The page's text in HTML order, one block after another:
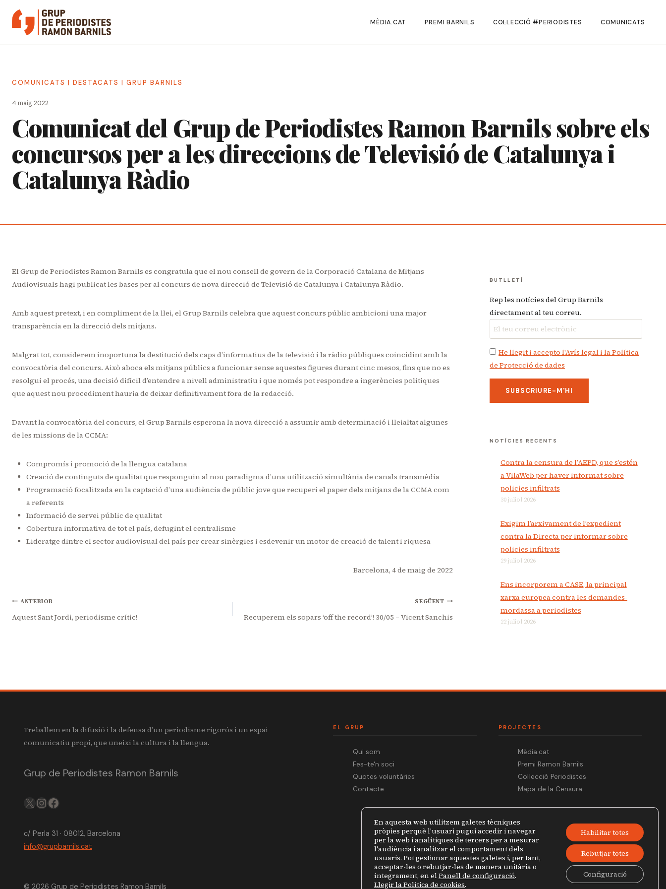
contingut
MÈDIA.CAT PREMI BARNILS COL·LECCIÓ #PERIODISTES COMUNICATS
COMUNICATS | DESTACATS | GRUP BARNILS
4 maig 2022
Comunicat del Grup de Periodistes Ramon Barnils sobre els
concursos per a les direccions de Televisió de Catalunya i
Catalunya Ràdio
El Grup de Periodistes Ramon Barnils es congratula que el nou consell de govern de la Corporació Catalana de Mitjans
Audiovisuals hagi publicat les bases per al concurs de nova direcció de Televisió de Catalunya i Catalunya Ràdio.
Amb aquest pretext, i en compliment de la llei, el Grup Barnils celebra que aquest concurs públic ambicioni una major
transparència en la direcció dels mitjans.
Malgrat tot, considerem inoportuna la destitució dels caps d’informatius de la televisió i la ràdio públiques coincidint amb la
convocatòria del concurs. Això aboca els mitjans públics a funcionar sense aquestes figures durant cinc mesos, fins que no es
resolgui el procés, una decisió difícil d’entendre a nivell administratiu i que només pot respondre a ingerències polítiques
que aquest nou procediment hauria de deixar definitivament fora de la redacció.
Davant la convocatòria del concurs, el Grup Barnils esperona la nova direcció a assumir amb determinació i lleialtat algunes
de les missions de la CCMA:
Compromís i promoció de la llengua catalana
Creació de continguts de qualitat que responguin al nou paradigma d’una utilització simultània de canals transmèdia
Programació focalitzada en la captació d’una audiència de públic jove que recuperi el paper dels mitjans de la CCMA com
a referents
Informació de servei públic de qualitat
Cobertura informativa de tot el país, defugint el centralisme
Lideratge dintre el sector audiovisual del país per crear sinèrgies i esdevenir un motor de creació de talent i riquesa
Barcelona, 4 de maig de 2022
Navegació
ANTERIOR
Aquest Sant Jordi, periodisme crític!
SEGÜENT
Recuperem els sopars ‘off the record’! 30/05 – Vicent Sanchis
BUTLLETÍ
Rep les notícies del Grup Barnils
directament al teu correu.
He llegit i accepto l'Avís legal i la Política
de Protecció de dades
NOTÍCIES RECENTS
Contra la censura de l’AEPD, que s’estén
a VilaWeb per haver informat sobre
policies infiltrats
30 juliol 2026
Exigim l’arxivament de l’expedient
contra la Directa per informar sobre
policies infiltrats
29 juliol 2026
Ens incorporem a CASE, la principal
xarxa europea contra les demandes-
mordassa a periodistes
22 juliol 2026
Treballem en la difusió i la defensa d’un periodisme rigorós i un espai
comunicatiu propi, que uneixi la cultura i la llengua.
Grup de Periodistes Ramon Barnils
X IGFB
c/ Perla 31 · 08012, Barcelona
info@grupbarnils.cat
EL GRUP
Qui som
Fes-te'n soci
Quotes voluntàries
Contacte
PROJECTES
Mèdia.cat
Premi Ramon Barnils
Col·lecció Periodistes
Mapa de la Censura
© 2026 Grup de Periodistes Ramon Barnils
Política de privacitat Avís legal
En aquesta web utilitzem galetes tècniques
pròpies perquè l'usuari pugui accedir i navegar
per la web i analítiques de tercers per a mesurar
l'audiència i analitzar el comportament dels
usuaris. Pot gestionar aquestes galetes i, per tant,
acceptar-les o rebutjar-les de manera unitària o
íntegrament, en elPanell de configuració.
Llegir la Política de cookies.
Habilitar totes
Rebutjar totes
Configuració